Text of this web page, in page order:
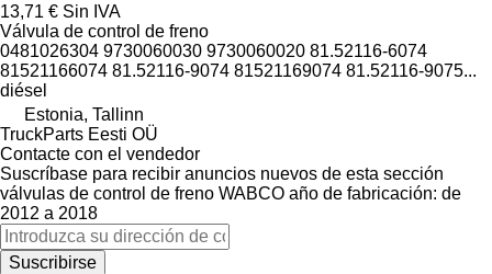
13,71 € Sin IVA
Válvula de control de freno
0481026304 9730060030 9730060020 81.52116-6074
81521166074 81.52116-9074 81521169074 81.52116-9075...
diésel
Estonia, Tallinn
TruckParts Eesti OÜ
Contacte con el vendedor
Suscríbase para recibir anuncios nuevos de esta sección
válvulas de control de freno WABCO año de fabricación: de
2012 a 2018
Suscribirse